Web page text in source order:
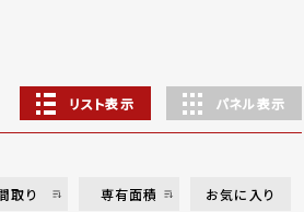
リスト表示 パネル表示
取り 専有面積 お気に入り